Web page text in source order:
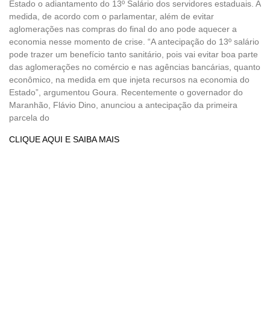
Estado o adiantamento do 13º Salário dos servidores estaduais. A
medida, de acordo com o parlamentar, além de evitar
aglomerações nas compras do final do ano pode aquecer a
economia nesse momento de crise. “A antecipação do 13º salário
pode trazer um benefício tanto sanitário, pois vai evitar boa parte
das aglomerações no comércio e nas agências bancárias, quanto
econômico, na medida em que injeta recursos na economia do
Estado”, argumentou Goura. Recentemente o governador do
Maranhão, Flávio Dino, anunciou a antecipação da primeira
parcela do
CLIQUE AQUI E SAIBA MAIS